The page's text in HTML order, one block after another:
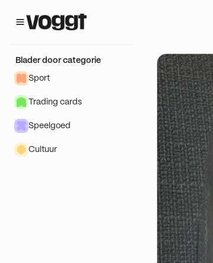
Blader door categorie
Sport
Trading cards
Speelgoed
Cultuur